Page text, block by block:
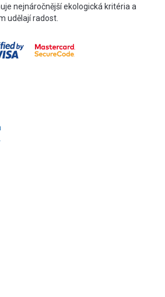
nejnáročnější ekologická kritéria a
udělají radost.